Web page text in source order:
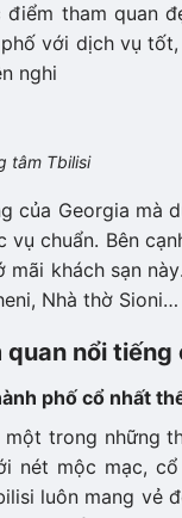
tham quan
với dịch vụ
nghi
tâm Tbilisi
của Georgia mà
chuẩn. Bên
khách sạn
Nhà thờ Sioni…
nổi
phố cổ nhất
trong những
nét mộc mạc,
luôn mang vẻ